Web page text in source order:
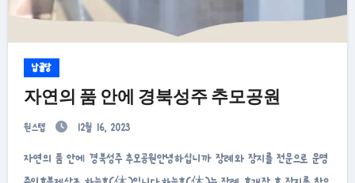
납골당
자연의 품 안에 경북성주 추모공원
원스텝 12월 16, 2023
자연의 품 안에 경북성주 추모공원안녕하십니까 장례와 장지를 전문으로 운영